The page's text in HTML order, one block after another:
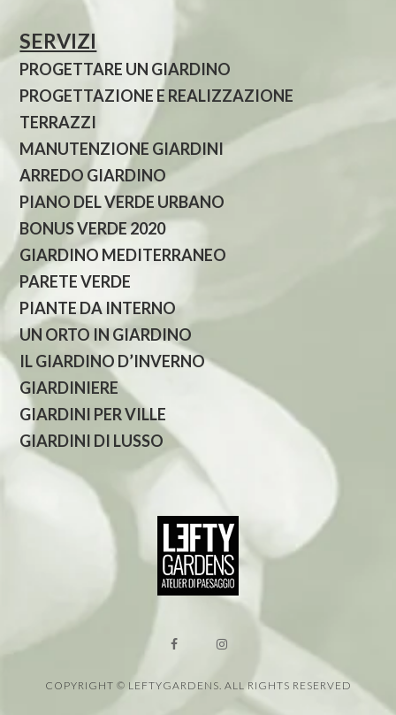
SERVIZI
PROGETTARE UN GIARDINO
PROGETTAZIONE E REALIZZAZIONE
TERRAZZI
MANUTENZIONE GIARDINI
ARREDO GIARDINO
PIANO DEL VERDE URBANO
BONUS VERDE 2020
GIARDINO MEDITERRANEO
PARETE VERDE
PIANTE DA INTERNO
UN ORTO IN GIARDINO
IL GIARDINO D’INVERNO
GIARDINIERE
GIARDINI PER VILLE
GIARDINI DI LUSSO
COPYRIGHT © LEFTYGARDENS. ALL RIGHTS RESERVED